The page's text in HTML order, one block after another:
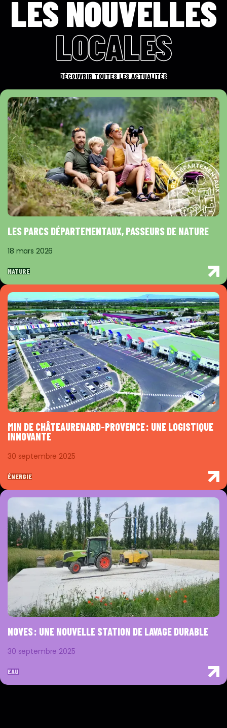
LES NOUVELLES
LOCALES
DÉCOUVRIR TOUTES LES ACTUALITÉS
LES PARCS DÉPARTEMENTAUX, PASSEURS DE NATURE
18 mars 2026
NATURE
MIN DE CHÂTEAURENARD-PROVENCE : UNE LOGISTIQUE
INNOVANTE
30 septembre 2025
ÉNERGIE
NOVES : UNE NOUVELLE STATION DE LAVAGE DURABLE
30 septembre 2025
EAU